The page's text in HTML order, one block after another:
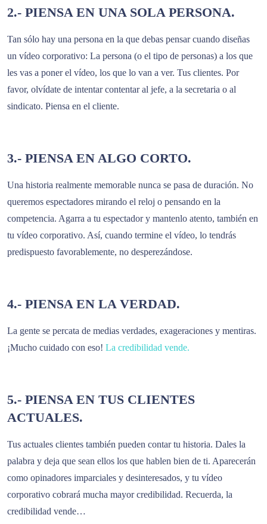
2.- PIENSA EN UNA SOLA PERSONA.
Tan sólo hay una persona en la que debas pensar cuando diseñas
un vídeo corporativo: La persona (o el tipo de personas) a los que
les vas a poner el vídeo, los que lo van a ver. Tus clientes. Por
favor, olvídate de intentar contentar al jefe, a la secretaria o al
sindicato. Piensa en el cliente.
3.- PIENSA EN ALGO CORTO.
Una historia realmente memorable nunca se pasa de duración. No
queremos espectadores mirando el reloj o pensando en la
competencia. Agarra a tu espectador y mantenlo atento, también en
tu vídeo corporativo. Así, cuando termine el vídeo, lo tendrás
predispuesto favorablemente, no desperezándose.
4.- PIENSA EN LA VERDAD.
La gente se percata de medias verdades, exageraciones y mentiras.
¡Mucho cuidado con eso! La credibilidad vende.
5.- PIENSA EN TUS CLIENTES
ACTUALES.
Tus actuales clientes también pueden contar tu historia. Dales la
palabra y deja que sean ellos los que hablen bien de ti. Aparecerán
como opinadores imparciales y desinteresados, y tu vídeo
corporativo cobrará mucha mayor credibilidad. Recuerda, la
credibilidad vende…